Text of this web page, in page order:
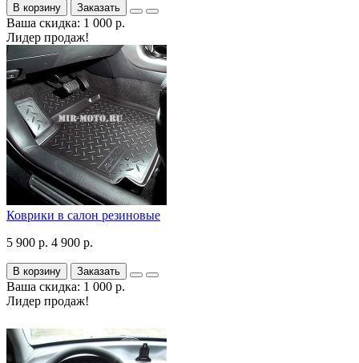
В корзину Заказать
Ваша скидка: 1 000 р.
Лидер продаж!
Коврики в салон резиновые
5 900 р. 4 900 р.
В корзину Заказать
Ваша скидка: 1 000 р.
Лидер продаж!